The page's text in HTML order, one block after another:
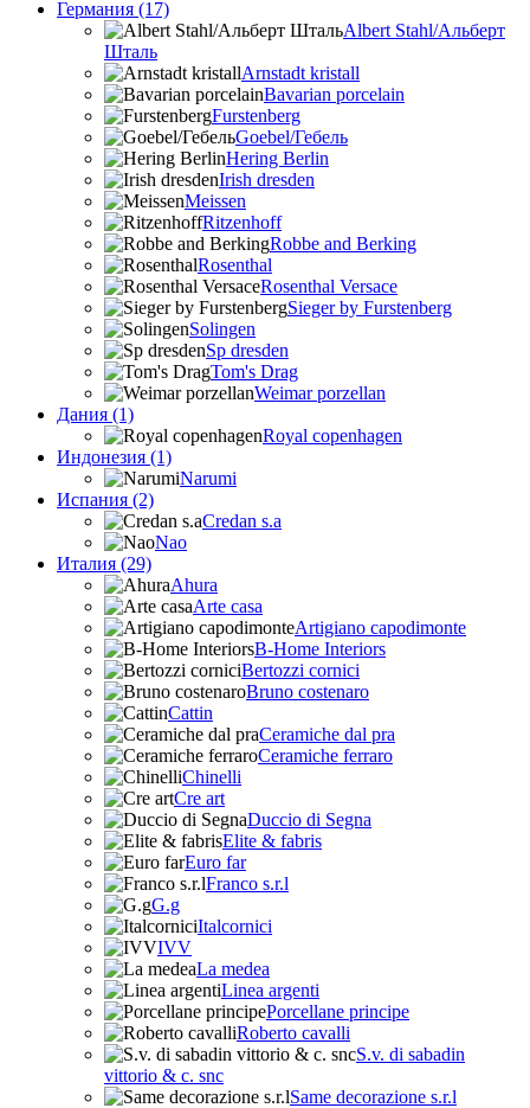
Германия (17)
Albert Stahl/Альбеpт
Шталь
Arnstadt kristall
Bavarian porcelain
Furstenberg
Goebel/Гебель
Hering Berlin
Irish dresden
Meissen
Ritzenhoff
Robbe and Berking
Rosenthal
Rosenthal Versace
Sieger by Furstenberg
Solingen
Sp dresden
Tom's Drag
Weimar porzellan
Дания (1)
Royal copenhagen
Индонезия (1)
Narumi
Испания (2)
Credan s.a
Nao
Италия (29)
Ahura
Arte casa
Artigiano capodimonte
B-Home Interiors
Bertozzi cornici
Bruno costenaro
Cattin
Ceramiche dal pra
Ceramiche ferraro
Chinelli
Cre art
Duccio di Segna
Elite & fabris
Euro far
Franco s.r.l
G.g
Italcornici
IVV
La medea
Linea argenti
Porcellane principe
Roberto cavalli
S.v. di sabadin
vittorio & c. snc
Same decorazione s.r.l